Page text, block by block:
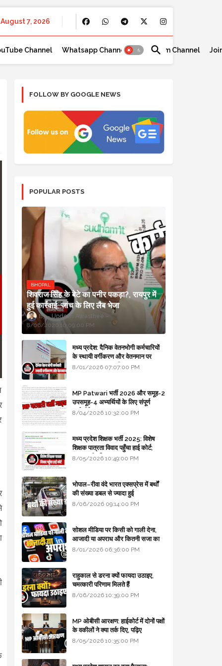
August 7, 2026
Channel Whatsapp Channel Telegram Channel
FOLLOW BY GOOGLE NEWS
POPULAR POSTS
BHOPAL
शिवराज सिंह के बेटे का पनीर पकड़ा?, रायपुर में
हुई कार्रवाई, जांच के लिए लैब भेजा
Updesh Awasthee
8/06/2026 10:09:00 PM
मध्य प्रदेश: दैनिक वेतनभोगी कर्मचारियों
के स्थायी वर्गीकरण और वेतनमान पर
सरकार का बड़ा स्पष्टीकरण
8/01/2026 07:07:00 PM
MP Patwari भर्ती 2026 और समूह-2
उपसमूह-4 अभ्यर्थियों के लिए संपूर्ण
मार्गदर्शिका
8/04/2026 10:32:00 PM
मध्य प्रदेश शिक्षक भर्ती 2025: विशेष
शिक्षक पात्रता विवाद पहुँचा हाई कोर्ट;
सरकार से माँगा जवाब
8/05/2026 10:49:00 PM
भोपाल–रीवा वंदे भारत एक्सप्रेस में बर्थों
की संख्या डबल से ज्यादा हुई
8/06/2026 09:14:00 PM
सोशल मीडिया पर किसी को गाली देना,
आजादी या अपराध और कितनी सजा का
प्रावधान - free legal advice
8/01/2026 06:36:00 PM
राहुकाल से डरना क्यों फायदा उठाइए,
चमत्कारी परिणाम मिलते हैं
8/06/2026 10:39:00 PM
MP ओबीसी आरक्षण: हाईकोर्ट में दोनों पक्षों
के वकीलों ने क्या तर्क दिए, पढ़िए
8/05/2026 10:35:00 PM